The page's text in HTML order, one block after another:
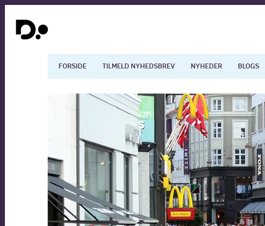
FORSIDE TILMELD NYHEDSBREV NYHEDER BLOGS
Dansk økonomi Digitalisering
Arbejdsmarkedet Uddannelse